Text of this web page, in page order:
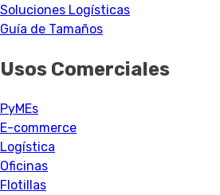
Soluciones Logísticas
Guía de Tamaños
Usos Comerciales
PyMEs
E-commerce
Logística
Oficinas
Flotillas